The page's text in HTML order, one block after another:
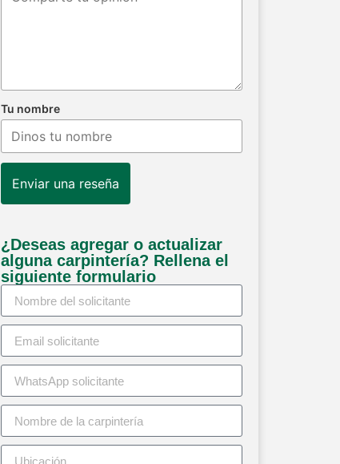
Tu nombre
Enviar una reseña
¿Deseas agregar o actualizar
alguna carpintería? Rellena el
siguiente formulario